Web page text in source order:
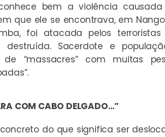
bem a violência
que ele se encontrava, em
foi atacada pelos
destruída. Sacerdote e
“massacres” com muitas
COM CABO DELGADO…”
do que significa ser